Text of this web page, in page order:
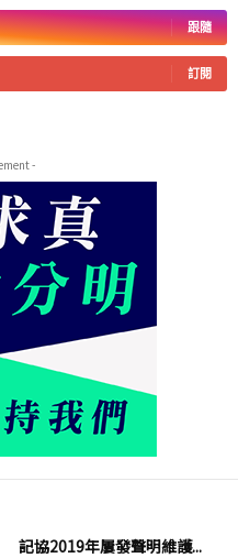
跟隨
訂閱
-
記協2019年屢發聲明維護...